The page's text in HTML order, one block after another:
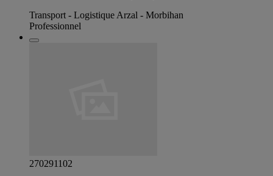
Transport - Logistique Arzal - Morbihan
Professionnel
270291102